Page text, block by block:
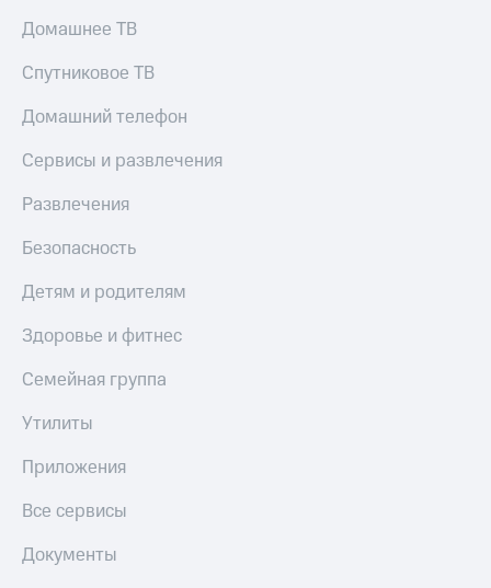
Домашнее ТВ
Спутниковое ТВ
Домашний телефон
Сервисы и развлечения
Развлечения
Безопасность
Детям и родителям
Здоровье и фитнес
Семейная группа
Утилиты
Приложения
Все сервисы
Документы